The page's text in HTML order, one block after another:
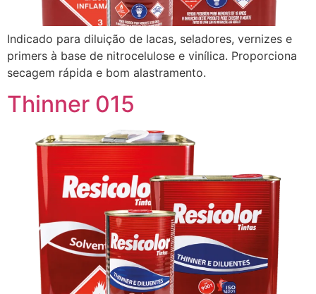
Indicado para diluição de lacas, seladores, vernizes e
primers à base de nitrocelulose e vinílica. Proporciona
secagem rápida e bom alastramento.
Thinner 015